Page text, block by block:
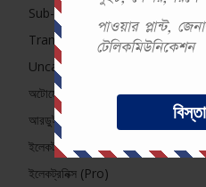
পাওয়ার প্লান্ট,
টেলিকমিউনিকেশন
Sub-Station
Transformer MCQ
Uncategorized
অটোমেশন (Pro)
আরডুইনো
ইলেকট্রনিক্স (Pro)
ইলেকট্রনিক্স (Pro)